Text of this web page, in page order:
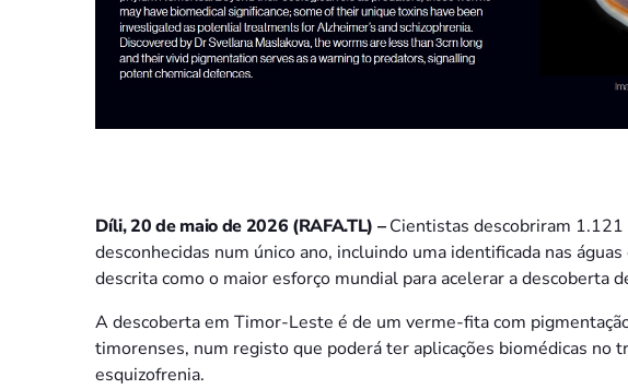
Díli, 20 de maio de 2026 (RAFA.TL) –Cientistas descobriram
desconhecidas num único ano, incluindo uma identificada nas
descrita como o maior esforço mundial para acelerar a descoberta
A descoberta em Timor-Leste é de um verme-fita com
timorenses, num registo que poderá ter aplicações biomédicas no
esquizofrenia.